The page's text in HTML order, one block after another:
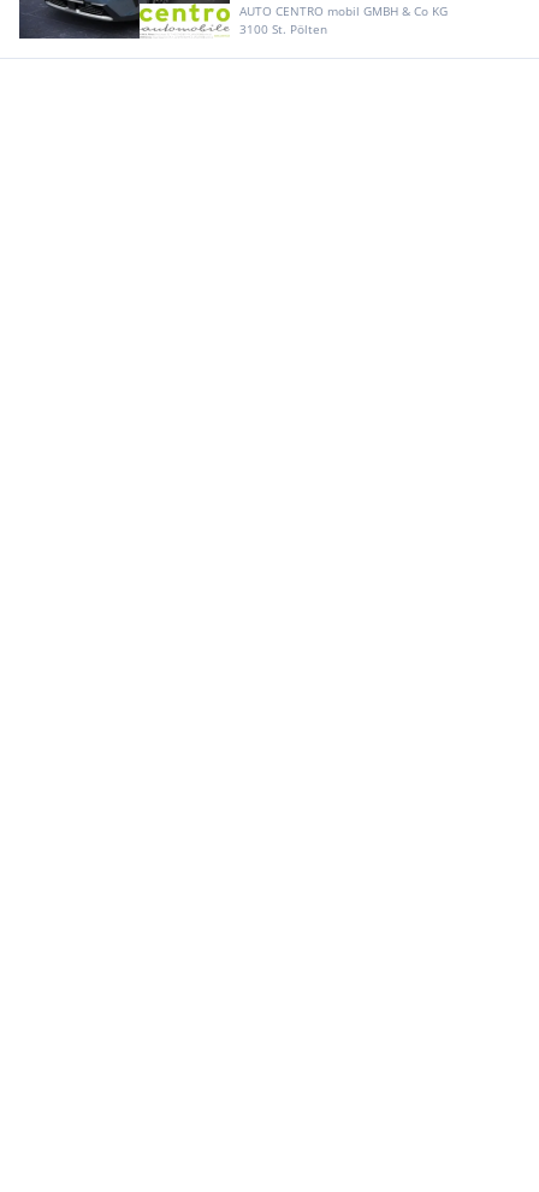
AUTO CENTRO mobil GMBH & Co KG
3100 St. Pölten